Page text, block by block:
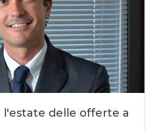
l'estate delle offerte a